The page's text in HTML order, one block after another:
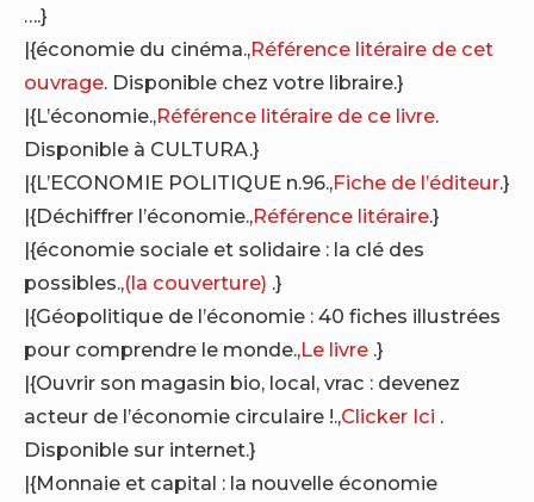
….}
|{économie du cinéma.,Référence litéraire de cet
ouvrage. Disponible chez votre libraire.}
|{L’économie.,Référence litéraire de ce livre.
Disponible à CULTURA.}
|{L’ECONOMIE POLITIQUE n.96.,Fiche de l’éditeur.}
|{Déchiffrer l’économie.,Référence litéraire.}
|{économie sociale et solidaire : la clé des
possibles.,(la couverture) .}
|{Géopolitique de l’économie : 40 fiches illustrées
pour comprendre le monde.,Le livre .}
|{Ouvrir son magasin bio, local, vrac : devenez
acteur de l’économie circulaire !.,Clicker Ici .
Disponible sur internet.}
|{Monnaie et capital : la nouvelle économie